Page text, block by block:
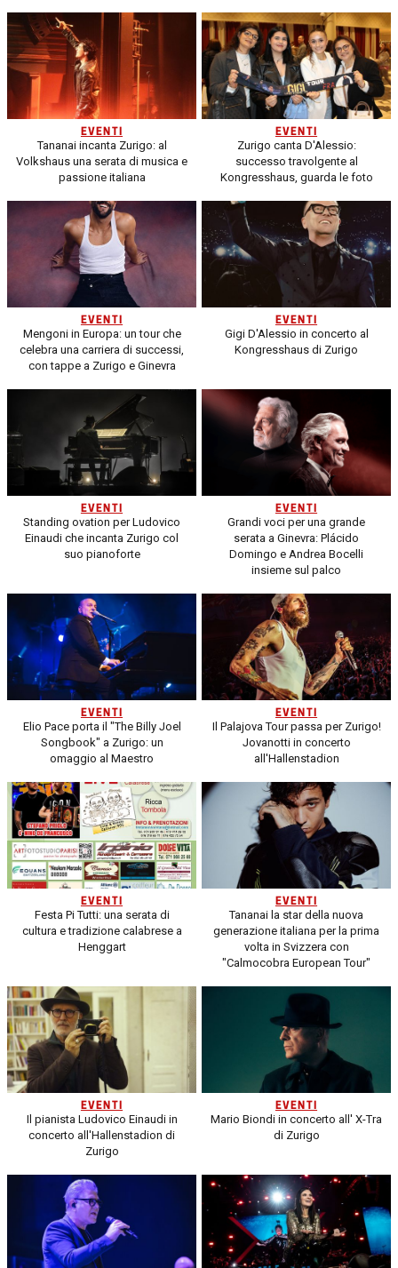
EVENTI
Tananai incanta Zurigo: al
Volkshaus una serata di musica e
passione italiana
EVENTI
Zurigo canta D'Alessio:
successo travolgente al
Kongresshaus, guarda le foto
EVENTI
Mengoni in Europa: un tour che
celebra una carriera di successi,
con tappe a Zurigo e Ginevra
EVENTI
Gigi D'Alessio in concerto al
Kongresshaus di Zurigo
EVENTI
Standing ovation per Ludovico
Einaudi che incanta Zurigo col
suo pianoforte
EVENTI
Grandi voci per una grande
serata a Ginevra: Plácido
Domingo e Andrea Bocelli
insieme sul palco
EVENTI
Elio Pace porta il "The Billy Joel
Songbook" a Zurigo: un
omaggio al Maestro
EVENTI
Il Palajova Tour passa per Zurigo!
Jovanotti in concerto
all'Hallenstadion
EVENTI
Festa Pi Tutti: una serata di
cultura e tradizione calabrese a
Henggart
EVENTI
Tananai la star della nuova
generazione italiana per la prima
volta in Svizzera con
"Calmocobra European Tour"
EVENTI
Il pianista Ludovico Einaudi in
concerto all'Hallenstadion di
Zurigo
EVENTI
Mario Biondi in concerto all' X-Tra
di Zurigo